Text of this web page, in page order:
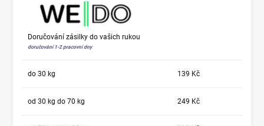
Doručování zásilky do vašich rukou
doručování 1-2 pracovní dny
do 30 kg 139 Kč
od 30 kg do 70 kg 249 Kč